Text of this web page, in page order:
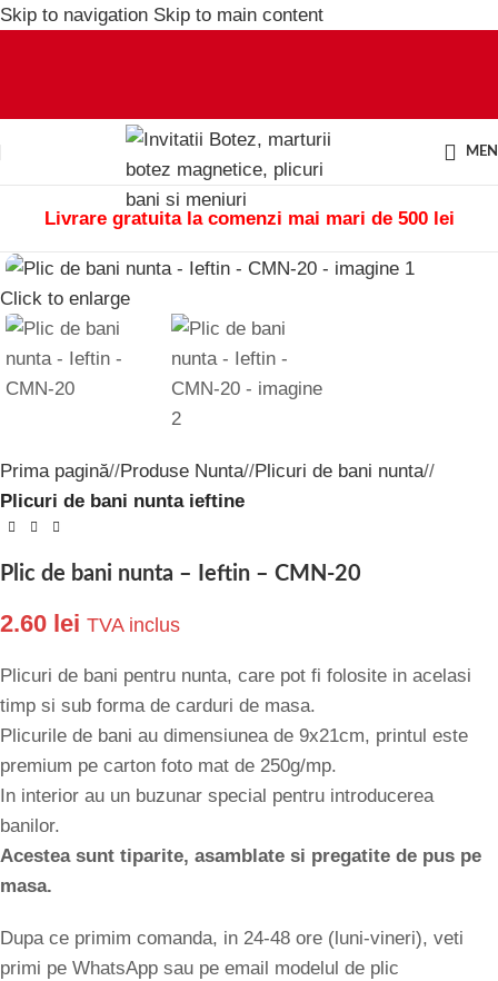
Skip to navigation Skip to main content
Livrare gratuita la comenzi mai mari de 500 lei
Click to enlarge
Prima pagină/ Produse Nunta/ Plicuri de bani nunta/
Plicuri de bani nunta ieftine
Plic de bani nunta – Ieftin – CMN-20
2.60 lei TVA inclus
Plicuri de bani pentru nunta, care pot fi folosite in acelasi
timp si sub forma de carduri de masa.
Plicurile de bani au dimensiunea de 9x21cm, printul este
premium pe carton foto mat de 250g/mp.
In interior au un buzunar special pentru introducerea
banilor.
Acestea sunt tiparite, asamblate si pregatite de pus pe
masa.
Dupa ce primim comanda, in 24-48 ore (luni-vineri), veti
primi pe WhatsApp sau pe email modelul de plic